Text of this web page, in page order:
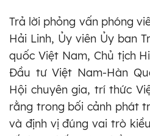
Trả lời phỏng vấn phóng
Hải Linh, Ủy viên Ủy ban
quốc Việt Nam, Chủ tịch
Đầu tư Việt Nam-Hàn
Hội chuyên gia, trí thức
rằng trong bối cảnh phát
và định vị đúng vai trò